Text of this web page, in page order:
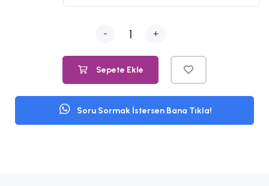
- +
Sepete Ekle
Soru Sormak İstersen Bana Tıkla!